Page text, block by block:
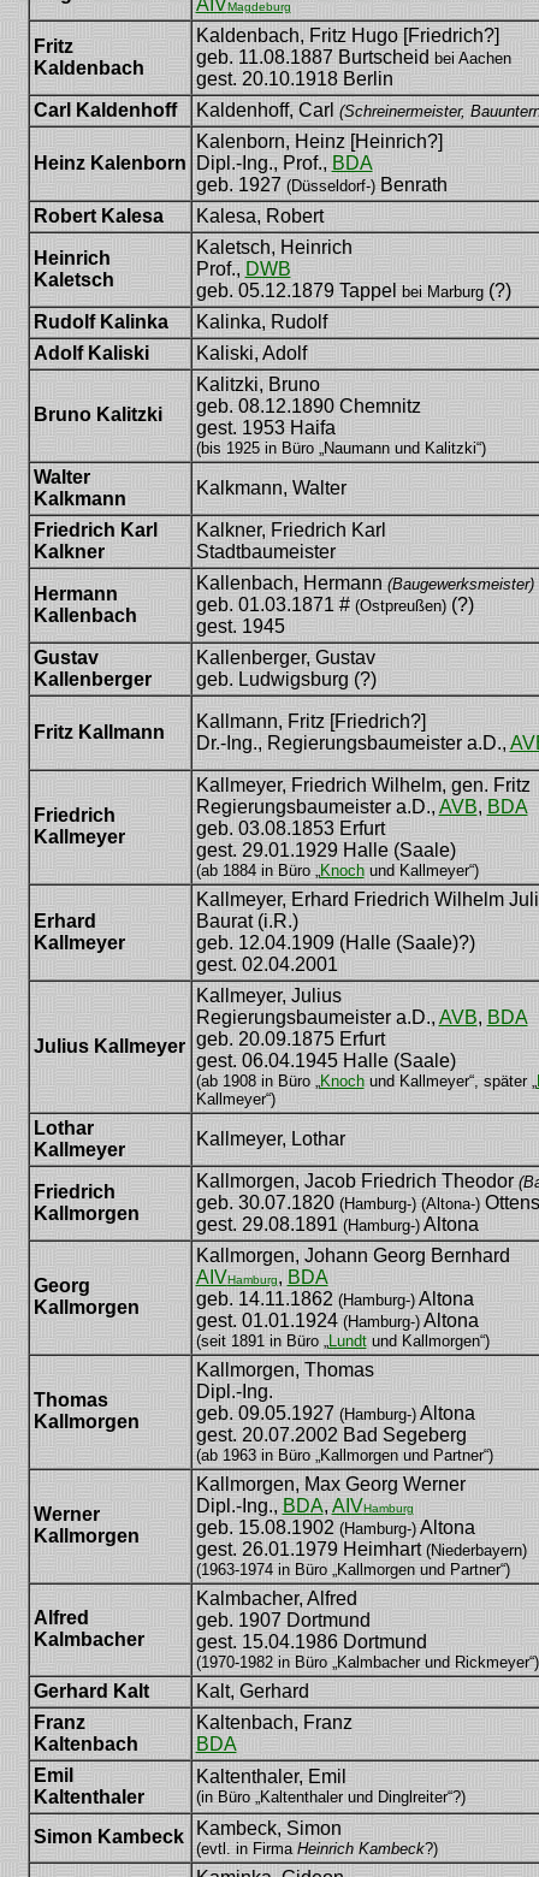
AIVMagdeburg
Fritz
Kaldenbach
Kaldenbach, Fritz Hugo [Friedrich?]
geb. 11.08.1887 Burtscheid bei Aachen
gest. 20.10.1918 Berlin
Carl Kaldenhoff
Kaldenhoff, Carl (Schreinermeister,
Heinz Kalenborn
Kalenborn, Heinz [Heinrich?]
Dipl.-Ing., Prof., BDA
geb. 1927 (Düsseldorf-)Benrath
Robert Kalesa
Kalesa, Robert
Heinrich
Kaletsch
Kaletsch, Heinrich
Prof., DWB
geb. 05.12.1879 Tappel
bei Marburg(?)
Rudolf Kalinka
Kalinka, Rudolf
Adolf Kaliski
Kaliski, Adolf
Bruno Kalitzki
Kalitzki, Bruno
geb. 08.12.1890 Chemnitz
gest. 1953 Haifa
(bis 1925 in Büro „Naumann und Kalitzki“)
Walter
Kalkmann
Kalkmann, Walter
Friedrich Karl
Kalkner
Kalkner, Friedrich Karl
Stadtbaumeister
Hermann
Kallenbach
Kallenbach, Hermann(Baugewerksmeister)
geb. 01.03.1871 # (Ostpreußen)(?)
gest. 1945
Gustav
Kallenberger
Kallenberger, Gustav
geb. Ludwigsburg (?)
Fritz Kallmann
Kallmann, Fritz [Friedrich?]
Dr.-Ing., Regierungsbaumeister a.D.,
Friedrich
Kallmeyer
Kallmeyer, Friedrich Wilhelm, gen. Fritz
Regierungsbaumeister a.D., AVB, BDA
geb. 03.08.1853 Erfurt
gest. 29.01.1929 Halle (Saale)
(ab 1884 in Büro „Knochund Kallmeyer“)
Erhard
Kallmeyer
Kallmeyer, Erhard Friedrich Wilhelm
Baurat (i.R.)
geb. 12.04.1909 (Halle (Saale)?)
gest. 02.04.2001
Julius Kallmeyer
Kallmeyer, Julius
Regierungsbaumeister a.D., AVB, BDA
geb. 20.09.1875 Erfurt
gest. 06.04.1945 Halle (Saale)
(ab 1908 in Büro „Knochund Kallmeyer“, später „
Kallmeyer“)
Lothar
Kallmeyer
Kallmeyer, Lothar
Friedrich
Kallmorgen
Kallmorgen, Jacob Friedrich Theodor
geb. 30.07.1820 (Hamburg-) (Altona-)
gest. 29.08.1891 (Hamburg-)Altona
Georg
Kallmorgen
Kallmorgen, Johann Georg Bernhard
AIVHamburg, BDA
geb. 14.11.1862 (Hamburg-)Altona
gest. 01.01.1924 (Hamburg-)Altona
(seit 1891 in Büro „Lundtund Kallmorgen“)
Thomas
Kallmorgen
Kallmorgen, Thomas
Dipl.-Ing.
geb. 09.05.1927 (Hamburg-)Altona
gest. 20.07.2002 Bad Segeberg
(ab 1963 in Büro „Kallmorgen und Partner“)
Werner
Kallmorgen
Kallmorgen, Max Georg Werner
Dipl.-Ing., BDA, AIVHamburg
geb. 15.08.1902 (Hamburg-)Altona
gest. 26.01.1979 Heimhart (Niederbayern)
(1963-1974 in Büro „Kallmorgen und Partner“)
Alfred
Kalmbacher
Kalmbacher, Alfred
geb. 1907 Dortmund
gest. 15.04.1986 Dortmund
(1970-1982 in Büro „Kalmbacher und Rickmeyer“)
Gerhard Kalt
Kalt, Gerhard
Franz
Kaltenbach
Kaltenbach, Franz
BDA
Emil
Kaltenthaler
Kaltenthaler, Emil
(in Büro „Kaltenthaler und Dinglreiter“?)
Simon Kambeck Kambeck, Simon
(evtl. in Firma Heinrich Kambeck?)